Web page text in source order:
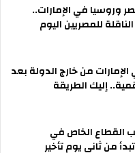
وروسيا في الإمارات..
للمصريين اليوم
من خارج الدولة بعد
إليك الطريقة
القطاع الخاص في
من ثاني يوم تأخير